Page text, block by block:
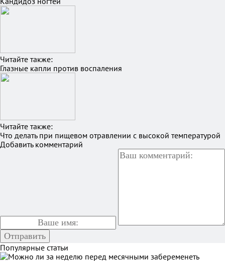
Читайте также:
Глазные капли против воспаления
Читайте также:
Что делать при пищевом отравлении с высокой температурой
Добавить комментарий
Популярные статьи